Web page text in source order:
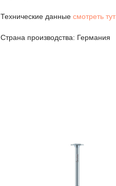
Технические данные смотреть тут
Страна производства: Германия